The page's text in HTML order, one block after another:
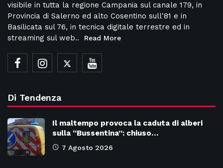
visibile in tutta la regione Campania sul canale 179, in
Provincia di Salerno ed alto Cosentino sull'81 e in
Basilicata sul 76, in tecnica digitale terrestre ed in
streaming sul web..
Read More
Di Tendenza
Il maltempo provoca la caduta di alberi
sulla “Bussentina”: chiuso…
7 Agosto 2026